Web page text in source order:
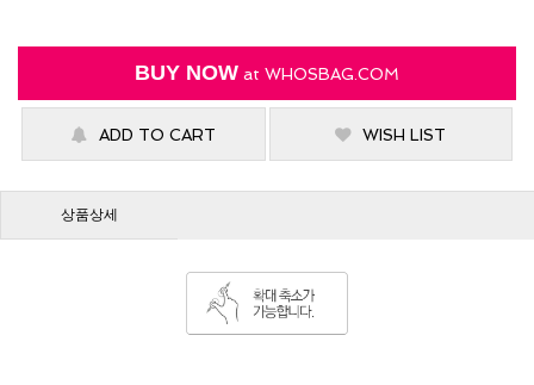
BUY NOW at WHOSBAG.COM
ADD TO CART WISH LIST
상품상세